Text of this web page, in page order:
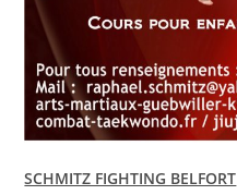
SCHMITZ FIGHTING BELFORT